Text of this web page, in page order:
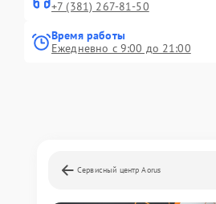
+7 (381) 267-81-50
Время работы
Ежедневно с 9:00 до 21:00
Сервисный центр Aorus